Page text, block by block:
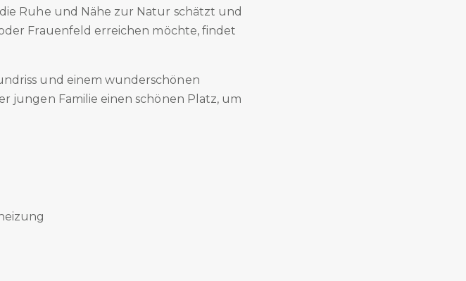
Ruhe und Nähe zur Natur schätzt und
Frauenfeld erreichen möchte, findet
und einem wunderschönen
jungen Familie einen schönen Platz, um